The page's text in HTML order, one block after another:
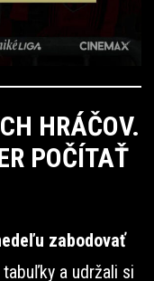
HRÁČOV.
POČÍTAŤ
zabodovať
a udržali si